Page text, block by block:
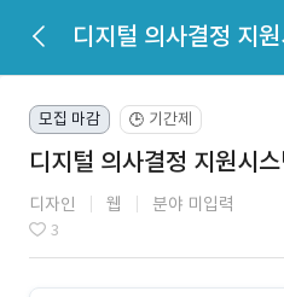
모집 마감 🕒 기간제
디지털 의사결정 지원시
디자인 웹 분야 미입력
3